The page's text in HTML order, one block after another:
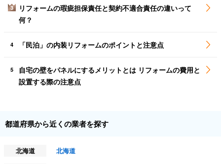
3
リフォームの瑕疵担保責任と契約不適合責任の違いって
何？
4 「民泊」の内装リフォームのポイントと注意点
5
自宅の壁をパネルにするメリットとは リフォームの費用と
設置する際の注意点
都道府県から近くの業者を探す
北海道
北海道